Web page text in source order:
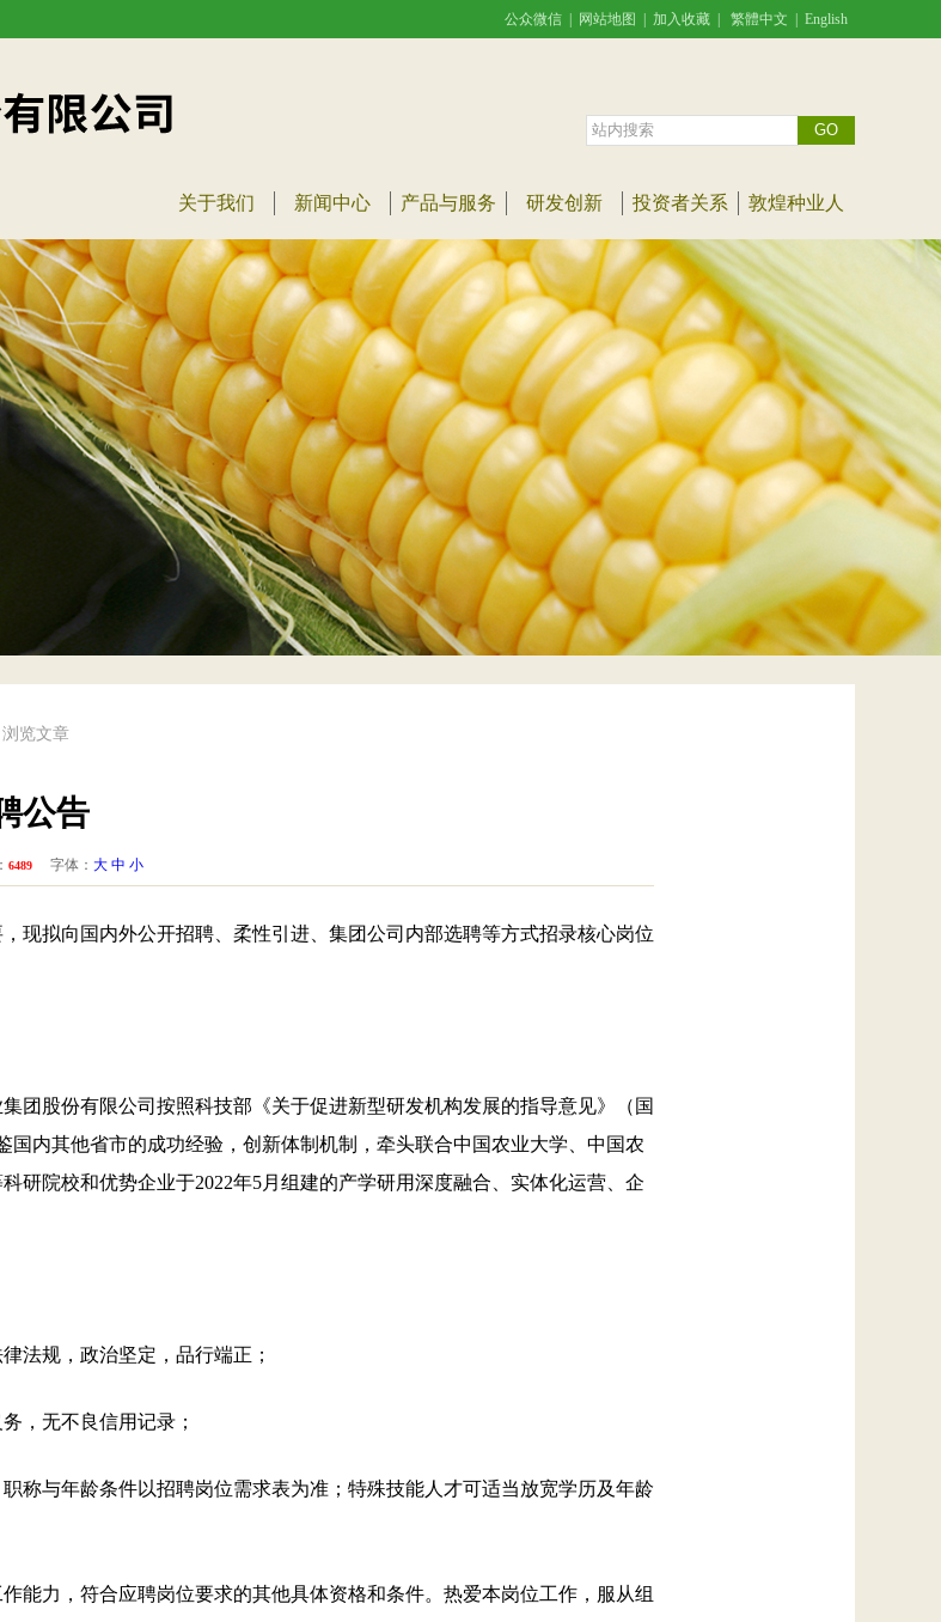
公众微信 网站地图 加入收藏 繁體中文 English
关于我们 新闻中心 产品与服务 研发创新 投资者关系 敦煌种业人
览文章
公告
6489 字体： 大 中 小
拟向国内外公开招聘、柔性引进、集团公司内部选聘等方式招录核心岗位
股份有限公司按照科技部《关于促进新型研发机构发展的指导意见》（国
国内其他省市的成功经验，创新体制机制，牵头联合中国农业大学、中国农
研院校和优势企业于2022年5月组建的产学研用深度融合、实体化运营、企
法规，政治坚定，品行端正；
，无不良信用记录；
称与年龄条件以招聘岗位需求表为准；特殊技能人才可适当放宽学历及年龄
能力，符合应聘岗位要求的其他具体资格和条件。热爱本岗位工作，服从组